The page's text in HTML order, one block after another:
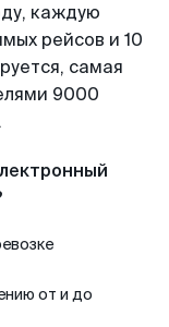
каждую
рейсов и 10
самая
9000
от и до